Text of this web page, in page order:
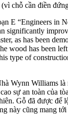
chỗ cần điền
E “Engineers in
significantly
as has been
wood has been
type of
Wynn Williams là
sự an toàn của
Gỗ đã được để
này cũng mang